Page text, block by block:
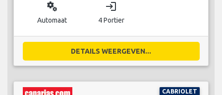
miscellaneous_services
Automaat
login
4 Portier
DETAILS WEERGEVEN...
CABRIOLET